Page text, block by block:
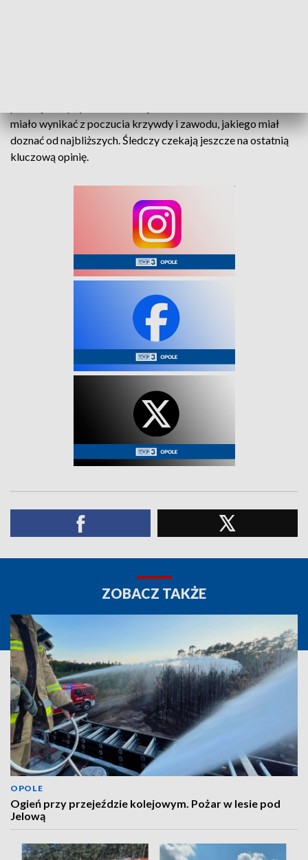
miało wynikać z poczucia krzywdy i zawodu, jakiego miał
doznać od najbliższych. Śledczy czekają jeszcze na ostatnią
kluczową opinię.
ZOBACZ TAKŻE
OPOLE
Ogień przy przejeździe kolejowym. Pożar w lesie pod
Jelową